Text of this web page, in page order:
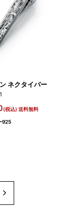
ネクタイバー
(税込) 送料無料
925